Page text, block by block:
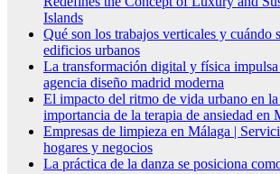
Islands
Qué son los trabajos verticales y cuándo
edificios urbanos
La transformación digital y física
agencia diseño madrid moderna
El impacto del ritmo de vida urbano en
importancia de la terapia de ansiedad en
Empresas de limpieza en Málaga |
hogares y negocios
La práctica de la danza se posiciona